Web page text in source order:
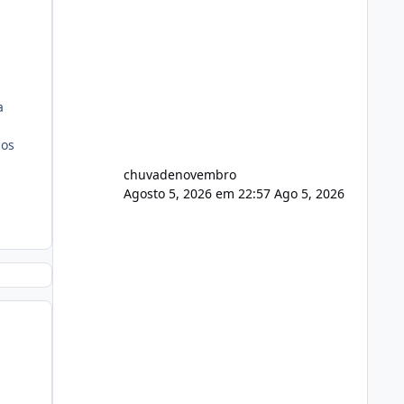
chuvadenovembro
Agosto 5, 2026 em 22:57 Ago 5, 2026